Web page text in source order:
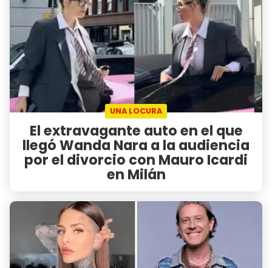
UNA LOCURA
El extravagante auto en el que
llegó Wanda Nara a la audiencia
por el divorcio con Mauro Icardi
en Milán